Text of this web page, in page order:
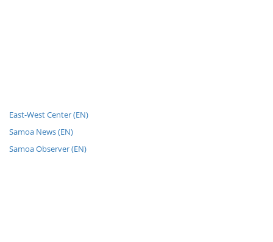
East-West Center (EN)
Samoa News (EN)
Samoa Observer (EN)